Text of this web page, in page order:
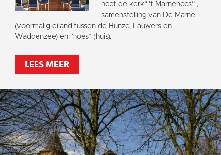
heet de kerk“ ’t Marnehoes“ ,
samenstelling van De Marne
(voormalig eiland tussen de Hunze, Lauwers en
Waddenzee) en “hoes” (huis).
LEES MEER